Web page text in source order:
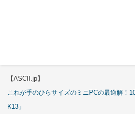
【ASCII.jp】
これが手のひらサイズのミニPCの最適解！
K13」